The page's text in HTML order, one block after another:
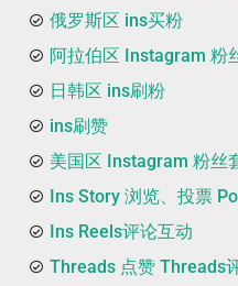
俄罗斯区 ins买粉
阿拉伯区 Instagram 粉
日韩区 ins刷粉
ins刷赞
美国区 Instagram 粉丝
Ins Story 浏览、投票
Ins Reels评论互动
Threads 点赞 Threads